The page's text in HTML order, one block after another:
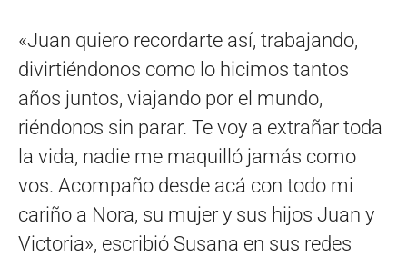
«Juan quiero recordarte así, trabajando,
divirtiéndonos como lo hicimos tantos
años juntos, viajando por el mundo,
riéndonos sin parar. Te voy a extrañar toda
la vida, nadie me maquilló jamás como
vos. Acompaño desde acá con todo mi
cariño a Nora, su mujer y sus hijos Juan y
Victoria», escribió Susana en sus redes